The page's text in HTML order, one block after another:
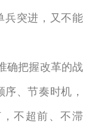
兵突进，又不能
确把握改革的战
、节奏时机，
不超前、不滞